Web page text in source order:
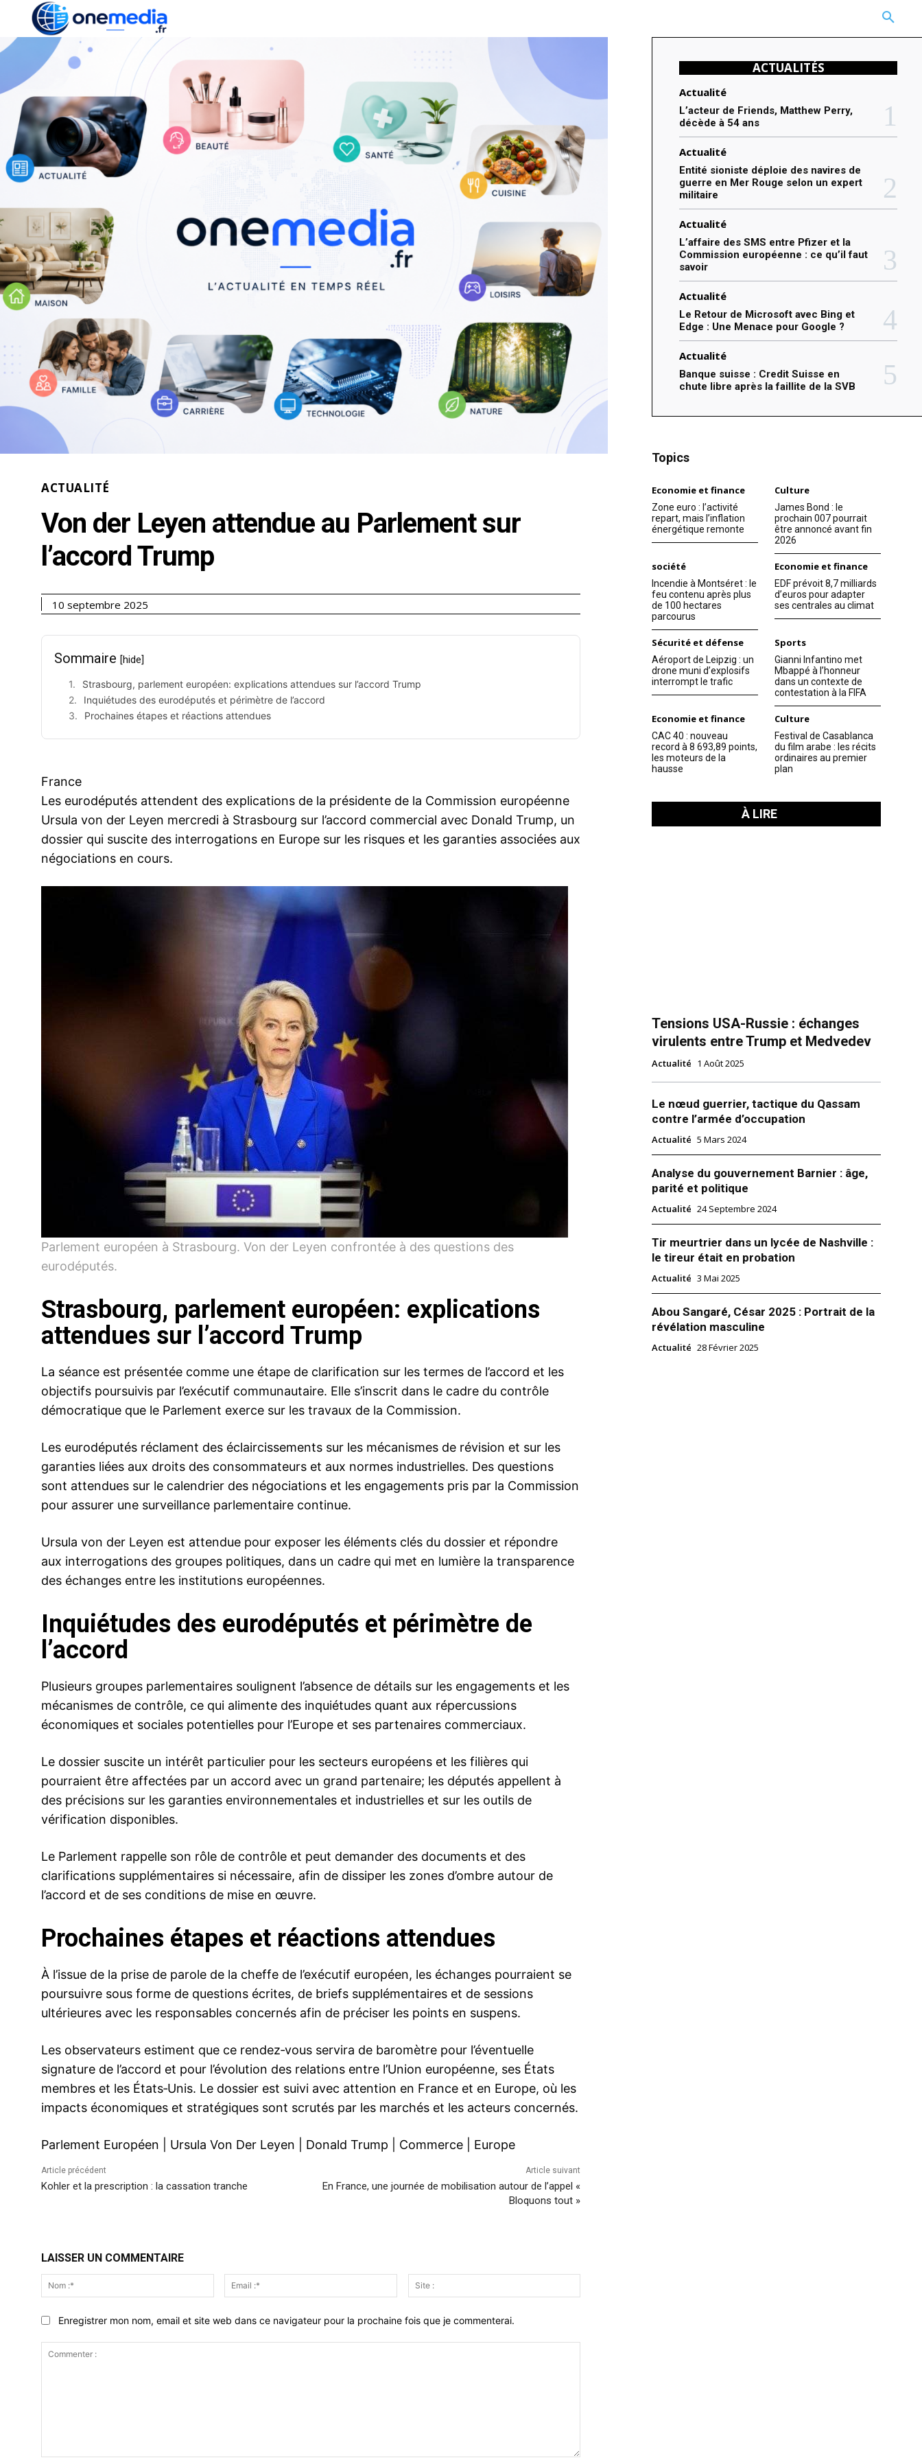
MORE
ACTUALITÉ
Von der Leyen attendue au Parlement sur
l’accord Trump
10 septembre 2025
Sommaire [hide]
Strasbourg, parlement européen: explications attendues sur l’accord Trump
Inquiétudes des eurodéputés et périmètre de l’accord
Prochaines étapes et réactions attendues
France
Les eurodéputés attendent des explications de la présidente de la Commission européenne
Ursula von der Leyen mercredi à Strasbourg sur l’accord commercial avec Donald Trump, un
dossier qui suscite des interrogations en Europe sur les risques et les garanties associées aux
négociations en cours.
Parlement européen à Strasbourg. Von der Leyen confrontée à des questions des
eurodéputés.
Strasbourg, parlement européen: explications
attendues sur l’accord Trump
La séance est présentée comme une étape de clarification sur les termes de l’accord et les
objectifs poursuivis par l’exécutif communautaire. Elle s’inscrit dans le cadre du contrôle
démocratique que le Parlement exerce sur les travaux de la Commission.
Les eurodéputés réclament des éclaircissements sur les mécanismes de révision et sur les
garanties liées aux droits des consommateurs et aux normes industrielles. Des questions
sont attendues sur le calendrier des négociations et les engagements pris par la Commission
pour assurer une surveillance parlementaire continue.
Ursula von der Leyen est attendue pour exposer les éléments clés du dossier et répondre
aux interrogations des groupes politiques, dans un cadre qui met en lumière la transparence
des échanges entre les institutions européennes.
Inquiétudes des eurodéputés et périmètre de
l’accord
Plusieurs groupes parlementaires soulignent l’absence de détails sur les engagements et les
mécanismes de contrôle, ce qui alimente des inquiétudes quant aux répercussions
économiques et sociales potentielles pour l’Europe et ses partenaires commerciaux.
Le dossier suscite un intérêt particulier pour les secteurs européens et les filières qui
pourraient être affectées par un accord avec un grand partenaire; les députés appellent à
des précisions sur les garanties environnementales et industrielles et sur les outils de
vérification disponibles.
Le Parlement rappelle son rôle de contrôle et peut demander des documents et des
clarifications supplémentaires si nécessaire, afin de dissiper les zones d’ombre autour de
l’accord et de ses conditions de mise en œuvre.
Prochaines étapes et réactions attendues
À l’issue de la prise de parole de la cheffe de l’exécutif européen, les échanges pourraient se
poursuivre sous forme de questions écrites, de briefs supplémentaires et de sessions
ultérieures avec les responsables concernés afin de préciser les points en suspens.
Les observateurs estiment que ce rendez‑vous servira de baromètre pour l’éventuelle
signature de l’accord et pour l’évolution des relations entre l’Union européenne, ses États
membres et les États‑Unis. Le dossier est suivi avec attention en France et en Europe, où les
impacts économiques et stratégiques sont scrutés par les marchés et les acteurs concernés.
Parlement Européen Ursula Von Der Leyen Donald Trump Commerce Europe
Article précédent
Kohler et la prescription : la cassation tranche
Article suivant
En France, une journée de mobilisation autour de l’appel «
Bloquons tout »
LAISSER UN COMMENTAIRE
Nom
:*
Email
:*
:
Enregistrer mon nom, email et site web dans ce navigateur pour la prochaine fois que je commenterai.
ACTUALITÉS
Actualité
L’acteur de Friends, Matthew Perry,
décède à 54 ans
Actualité
Entité sioniste déploie des navires de
guerre en Mer Rouge selon un expert
militaire
Actualité
L’affaire des SMS entre Pfizer et la
Commission européenne : ce qu’il faut
savoir
Actualité
Le Retour de Microsoft avec Bing et
Edge : Une Menace pour Google ?
Actualité
Banque suisse : Credit Suisse en
chute libre après la faillite de la SVB
Topics
Economie et finance
Zone euro : l’activité
repart, mais l’inflation
énergétique remonte
Culture
James Bond : le
prochain 007 pourrait
être annoncé avant fin
2026
société
Incendie à Montséret : le
feu contenu après plus
de 100 hectares
parcourus
Economie et finance
EDF prévoit 8,7 milliards
d’euros pour adapter
ses centrales au climat
Sécurité et défense
Aéroport de Leipzig : un
drone muni d’explosifs
interrompt le trafic
Sports
Gianni Infantino met
Mbappé à l’honneur
dans un contexte de
contestation à la FIFA
Economie et finance
CAC 40 : nouveau
record à 8 693,89 points,
les moteurs de la
hausse
Culture
Festival de Casablanca
du film arabe : les récits
ordinaires au premier
plan
À LIRE
Tensions USA-Russie : échanges
virulents entre Trump et Medvedev
Actualité 1 Août 2025
Le nœud guerrier, tactique du Qassam
contre l’armée d’occupation
Actualité 5 Mars 2024
Analyse du gouvernement Barnier : âge,
parité et politique
Actualité 24 Septembre 2024
Tir meurtrier dans un lycée de Nashville :
le tireur était en probation
Actualité 3 Mai 2025
Abou Sangaré, César 2025 : Portrait de la
révélation masculine
Actualité 28 Février 2025